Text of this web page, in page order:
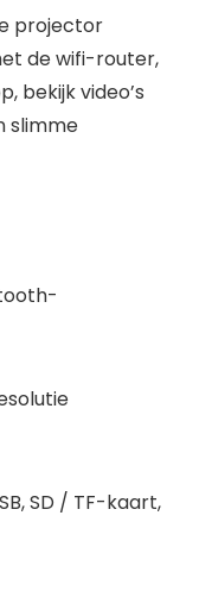
projector
de wifi-router,
bekijk video’s
slimme
SD / TF-kaart,